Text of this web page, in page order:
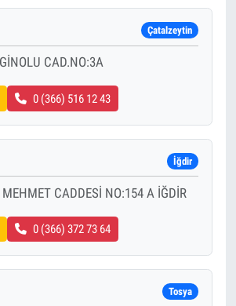
Çatalzeytin
CAD.NO:3A
0 (366) 516 12 43
İğdir
CADDESİ NO:154 A İĞDİR
0 (366) 372 73 64
Tosya